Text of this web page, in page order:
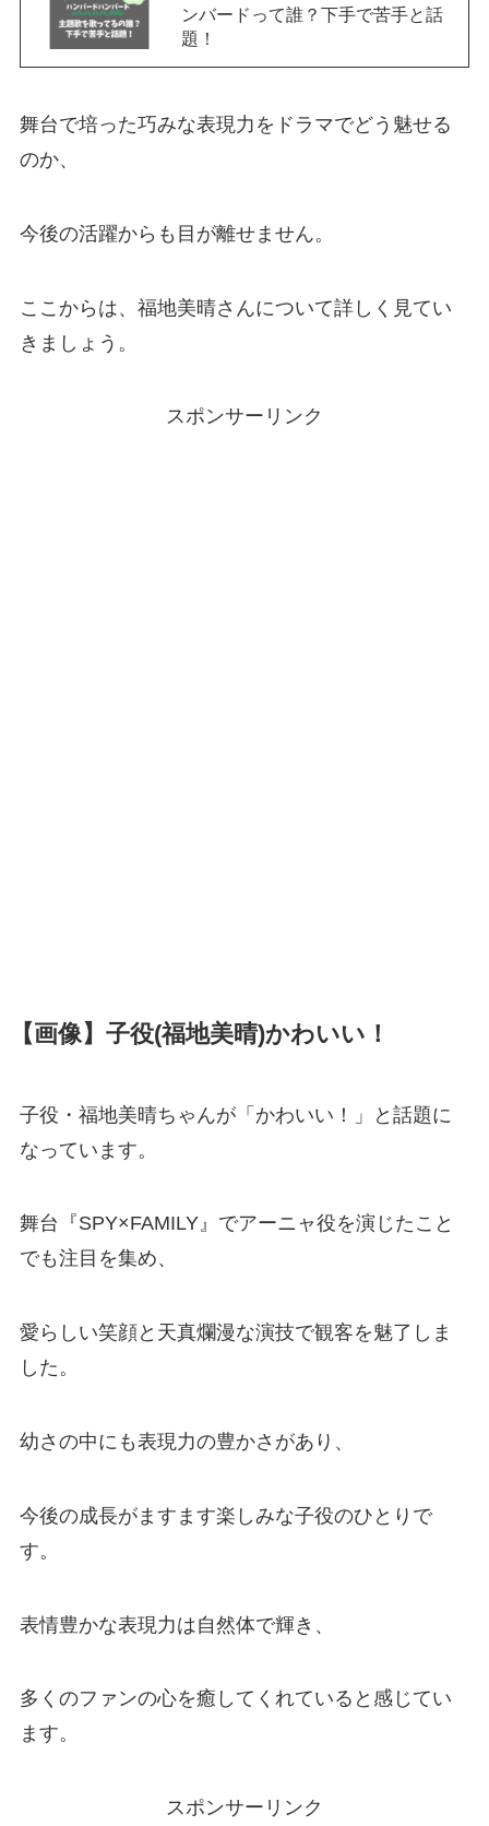
ンバードって誰？下手で苦手と話
題！
舞台で培った巧みな表現力をドラマでどう魅せる
のか、
今後の活躍からも目が離せません。
ここからは、福地美晴さんについて詳しく見てい
きましょう。
スポンサーリンク
【画像】子役(福地美晴)かわいい！
子役・福地美晴ちゃんが「かわいい！」と話題に
なっています。
舞台『SPY×FAMILY』でアーニャ役を演じたこと
でも注目を集め、
愛らしい笑顔と天真爛漫な演技で観客を魅了しま
した。
幼さの中にも表現力の豊かさがあり、
今後の成長がますます楽しみな子役のひとりで
す。
表情豊かな表現力は自然体で輝き、
多くのファンの心を癒してくれていると感じてい
ます。
スポンサーリンク